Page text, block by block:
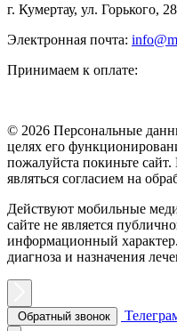
г. Кумертау, ул. Горького,
Электронная почта:
Принимаем к оплате:
© 2026 Персональные
целях его
пожалуйста покиньте
являться согласием на
Действуют мобильные
сайте не является
информационный
диагноза и назначения
Обратный звонок